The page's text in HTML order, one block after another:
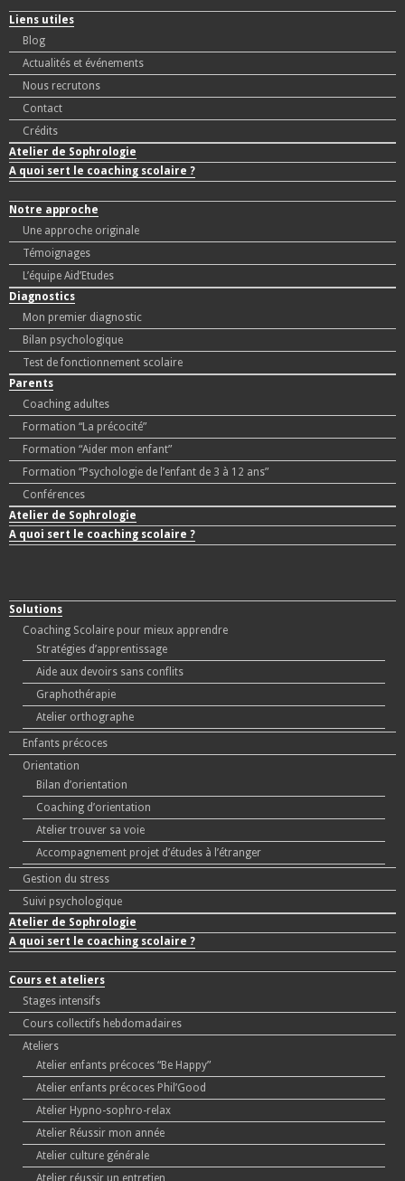
Liens utiles
Blog
Actualités et événements
Nous recrutons
Contact
Crédits
Atelier de Sophrologie
A quoi sert le coaching scolaire ?
Notre approche
Une approche originale
Témoignages
L’équipe Aid’Etudes
Diagnostics
Mon premier diagnostic
Bilan psychologique
Test de fonctionnement scolaire
Parents
Coaching adultes
Formation “La précocité”
Formation “Aider mon enfant”
Formation “Psychologie de l’enfant de 3 à 12 ans”
Conférences
Atelier de Sophrologie
A quoi sert le coaching scolaire ?
Solutions
Coaching Scolaire pour mieux apprendre
Stratégies d’apprentissage
Aide aux devoirs sans conflits
Graphothérapie
Atelier orthographe
Enfants précoces
Orientation
Bilan d’orientation
Coaching d’orientation
Atelier trouver sa voie
Accompagnement projet d’études à l’étranger
Gestion du stress
Suivi psychologique
Atelier de Sophrologie
A quoi sert le coaching scolaire ?
Cours et ateliers
Stages intensifs
Cours collectifs hebdomadaires
Ateliers
Atelier enfants précoces “Be Happy”
Atelier enfants précoces Phil’Good
Atelier Hypno-sophro-relax
Atelier Réussir mon année
Atelier culture générale
Atelier réussir un entretien